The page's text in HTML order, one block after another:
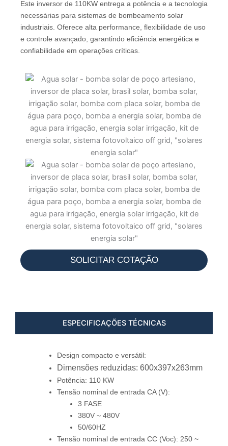
Este inversor de 110KW entrega a potência e a tecnologia
necessárias para sistemas de bombeamento solar
industriais. Oferece alta performance, flexibilidade de uso
e controle avançado, garantindo eficiência energética e
confiabilidade em operações críticas.
SOLICITAR COTAÇÃO
ESPECIFICAÇÕES TÉCNICAS
Design compacto e versátil:
Dimensões reduzidas: 600x397x263mm
Potência: 110 KW
Tensão nominal de entrada CA (V):
3 FASE
380V ~ 480V
50/60HZ
Tensão nominal de entrada CC (Voc): 250 ~